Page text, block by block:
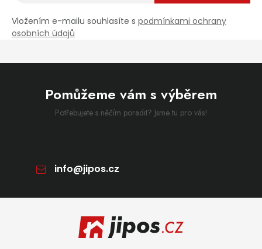
Vložením e-mailu souhlasíte s podmínkami ochrany
osobních údajů
Pomůžeme vám s výběrem
Potřebujete s něčím poradit? Jsme tu pro vás!
info@jipos.cz